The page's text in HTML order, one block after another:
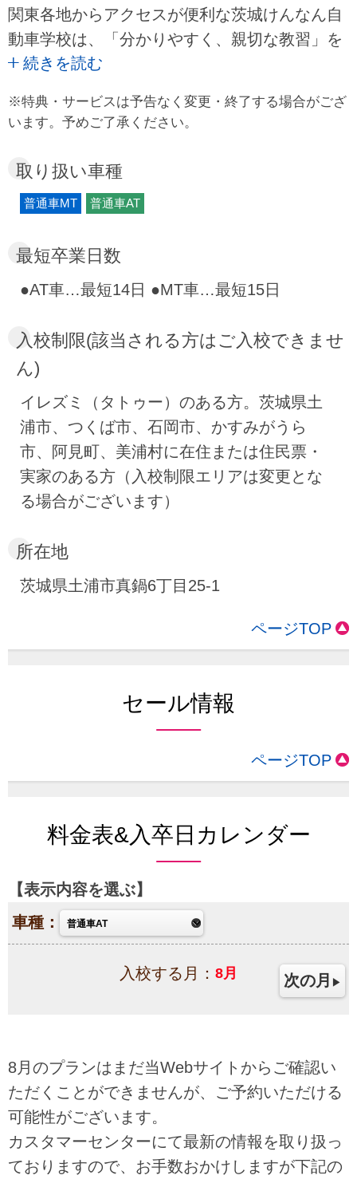
関東各地からアクセスが便利な茨城けんなん自
動車学校は、「分かりやすく、親切な教習」を
モットーに教習を行っています。安全運転第一
指し、指導員全員が分かりやすく親切な教習を
話する担任指導員があなたの免許取得をサポー
など、あらゆるご質問やご相談にお応えしなが
続きを読む
※特典・サービスは予告なく変更・終了する場合がござ
います。予めご了承ください。
取り扱い車種
普通車MT 普通車AT
最短卒業日数
●AT車…最短14日 ●MT車…最短15日
入校制限(該当される方はご入校できませ
ん)
イレズミ（タトゥー）のある方。茨城県土
浦市、つくば市、石岡市、かすみがうら
市、阿見町、美浦村​に在住または住民票・
実家のある方（入校制限エリアは変更とな
る場合がございます）
所在地
茨城県土浦市真鍋6丁目25-1
ページTOP
セール情報
ページTOP
料金表&入卒日カレンダー
表示内容を選ぶ
車種：
入校する月： 8月 次の月
8月のプランはまだ当Webサイトからご確認い
ただくことができませんが、ご予約いただける
可能性がございます。
カスタマーセンターにて最新の情報を取り扱っ
ておりますので、お手数おかけしますが下記の